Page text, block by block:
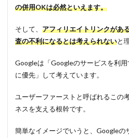
の併用OKは必然といえます。
そして、 アフィリエイトリンクがあ
査の不利になるとは考えられないと
Googleは「Googleのサービスを利
に優先」して考えています。
ユーザーファーストと呼ばれるこの
ネスを支える根幹です。
簡単なイメージでいうと、Googleの